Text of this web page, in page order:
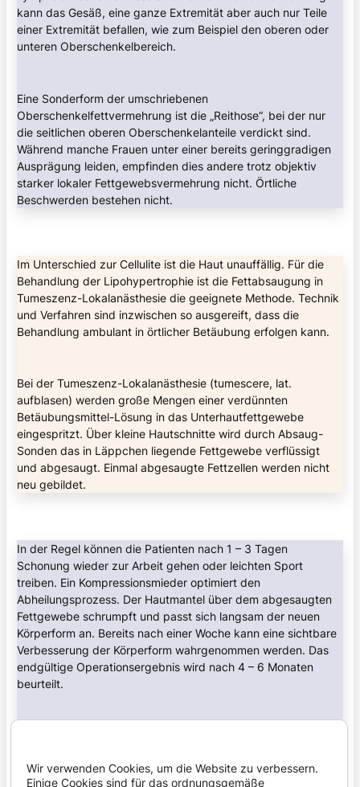
kann das Gesäß, eine ganze Extremität aber auch nur Teile
einer Extremität befallen, wie zum Beispiel den oberen oder
unteren Oberschenkelbereich.
Eine Sonderform der umschriebenen
Oberschenkelfettvermehrung ist die „Reithose“, bei der nur
die seitlichen oberen Oberschenkelanteile verdickt sind.
Während manche Frauen unter einer bereits geringgradigen
Ausprägung leiden, empfinden dies andere trotz objektiv
starker lokaler Fettgewebsvermehrung nicht. Örtliche
Beschwerden bestehen nicht.
Im Unterschied zur Cellulite ist die Haut unauffällig. Für die
Behandlung der Lipohypertrophie ist die Fettabsaugung in
Tumeszenz-Lokalanästhesie die geeignete Methode. Technik
und Verfahren sind inzwischen so ausgereift, dass die
Behandlung ambulant in örtlicher Betäubung erfolgen kann.
Bei der Tumeszenz-Lokalanästhesie (tumescere, lat.
aufblasen) werden große Mengen einer verdünnten
Betäubungsmittel-Lösung in das Unterhautfettgewebe
eingespritzt. Über kleine Hautschnitte wird durch Absaug-
Sonden das in Läppchen liegende Fettgewebe verflüssigt
und abgesaugt. Einmal abgesaugte Fettzellen werden nicht
neu gebildet.
In der Regel können die Patienten nach 1 – 3 Tagen
Schonung wieder zur Arbeit gehen oder leichten Sport
treiben. Ein Kompressionsmieder optimiert den
Abheilungsprozess. Der Hautmantel über dem abgesaugten
Fettgewebe schrumpft und passt sich langsam der neuen
Körperform an. Bereits nach einer Woche kann eine sichtbare
Verbesserung der Körperform wahrgenommen werden. Das
endgültige Operationsergebnis wird nach 4 – 6 Monaten
beurteilt.
reduzieren. Die Ergebnisse verhelfen den Betroffenen nicht
Wir verwenden Cookies, um die Website zu verbessern.
Einige Cookies sind für das ordnungsgemäße